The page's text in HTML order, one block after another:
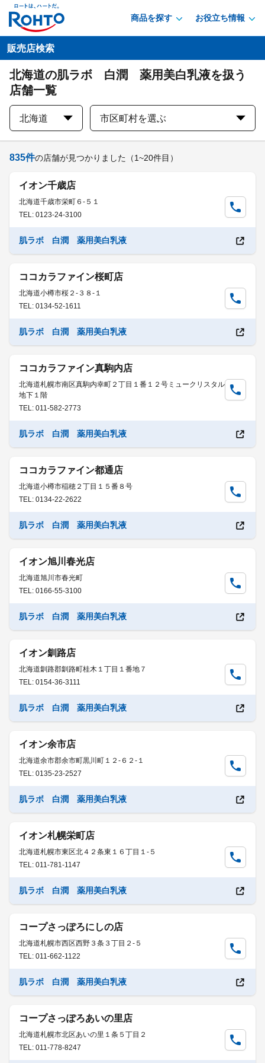
商品を探す お役立ち情報
販売店検索
北海道の肌ラボ 白潤 薬用美白乳液を扱う
店舗一覧
北海道 市区町村を選ぶ
835件の店舗が見つかりました （1~20件目）
イオン千歳店
北海道千歳市栄町６-５１
TEL: 0123-24-3100
肌ラボ 白潤 薬用美白乳液
ココカラファイン桜町店
北海道小樽市桜２-３８-１
TEL: 0134-52-1611
肌ラボ 白潤 薬用美白乳液
ココカラファイン真駒内店
北海道札幌市南区真駒内幸町２丁目１番１２号ミュークリスタル
地下１階
TEL: 011-582-2773
肌ラボ 白潤 薬用美白乳液
ココカラファイン都通店
北海道小樽市稲穂２丁目１５番８号
TEL: 0134-22-2622
肌ラボ 白潤 薬用美白乳液
イオン旭川春光店
北海道旭川市春光町
TEL: 0166-55-3100
肌ラボ 白潤 薬用美白乳液
イオン釧路店
北海道釧路郡釧路町桂木１丁目１番地７
TEL: 0154-36-3111
肌ラボ 白潤 薬用美白乳液
イオン余市店
北海道余市郡余市町黒川町１２-６２-１
TEL: 0135-23-2527
肌ラボ 白潤 薬用美白乳液
イオン札幌栄町店
北海道札幌市東区北４２条東１６丁目１-５
TEL: 011-781-1147
肌ラボ 白潤 薬用美白乳液
コープさっぽろにしの店
北海道札幌市西区西野３条３丁目２-５
TEL: 011-662-1122
肌ラボ 白潤 薬用美白乳液
コープさっぽろあいの里店
北海道札幌市北区あいの里１条５丁目２
TEL: 011-778-8247